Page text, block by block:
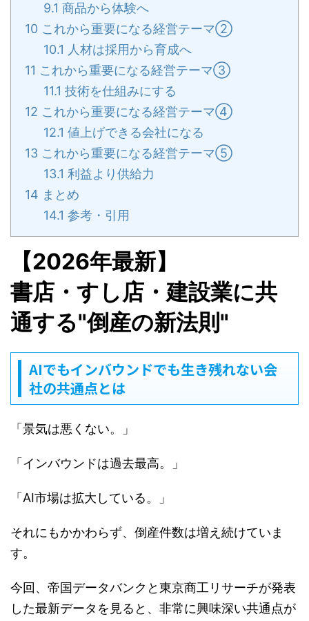
9.1 商品から体験へ
10 これから重要になる経営テーマ②
10.1 人材は採用から育成へ
11 これから重要になる経営テーマ③
11.1 技術を仕組みにする
12 これから重要になる経営テーマ④
12.1 値上げできる会社になる
13 これから重要になる経営テーマ⑤
13.1 利益より供給力
14 まとめ
14.1 参考・引用
【2026年最新】
書店・すし店・建設業に共
通する"倒産の新法則"
AIでもインバウンドでも生き残れない会
社の共通点とは
「景気は悪くない。」
「インバウンドは過去最高。」
「AI市場は拡大している。」
それにもかかわらず、倒産件数は増え続けていま
す。
今回、帝国データバンクと東京商工リサーチが発表
した最新データを見ると、非常に興味深い共通点が